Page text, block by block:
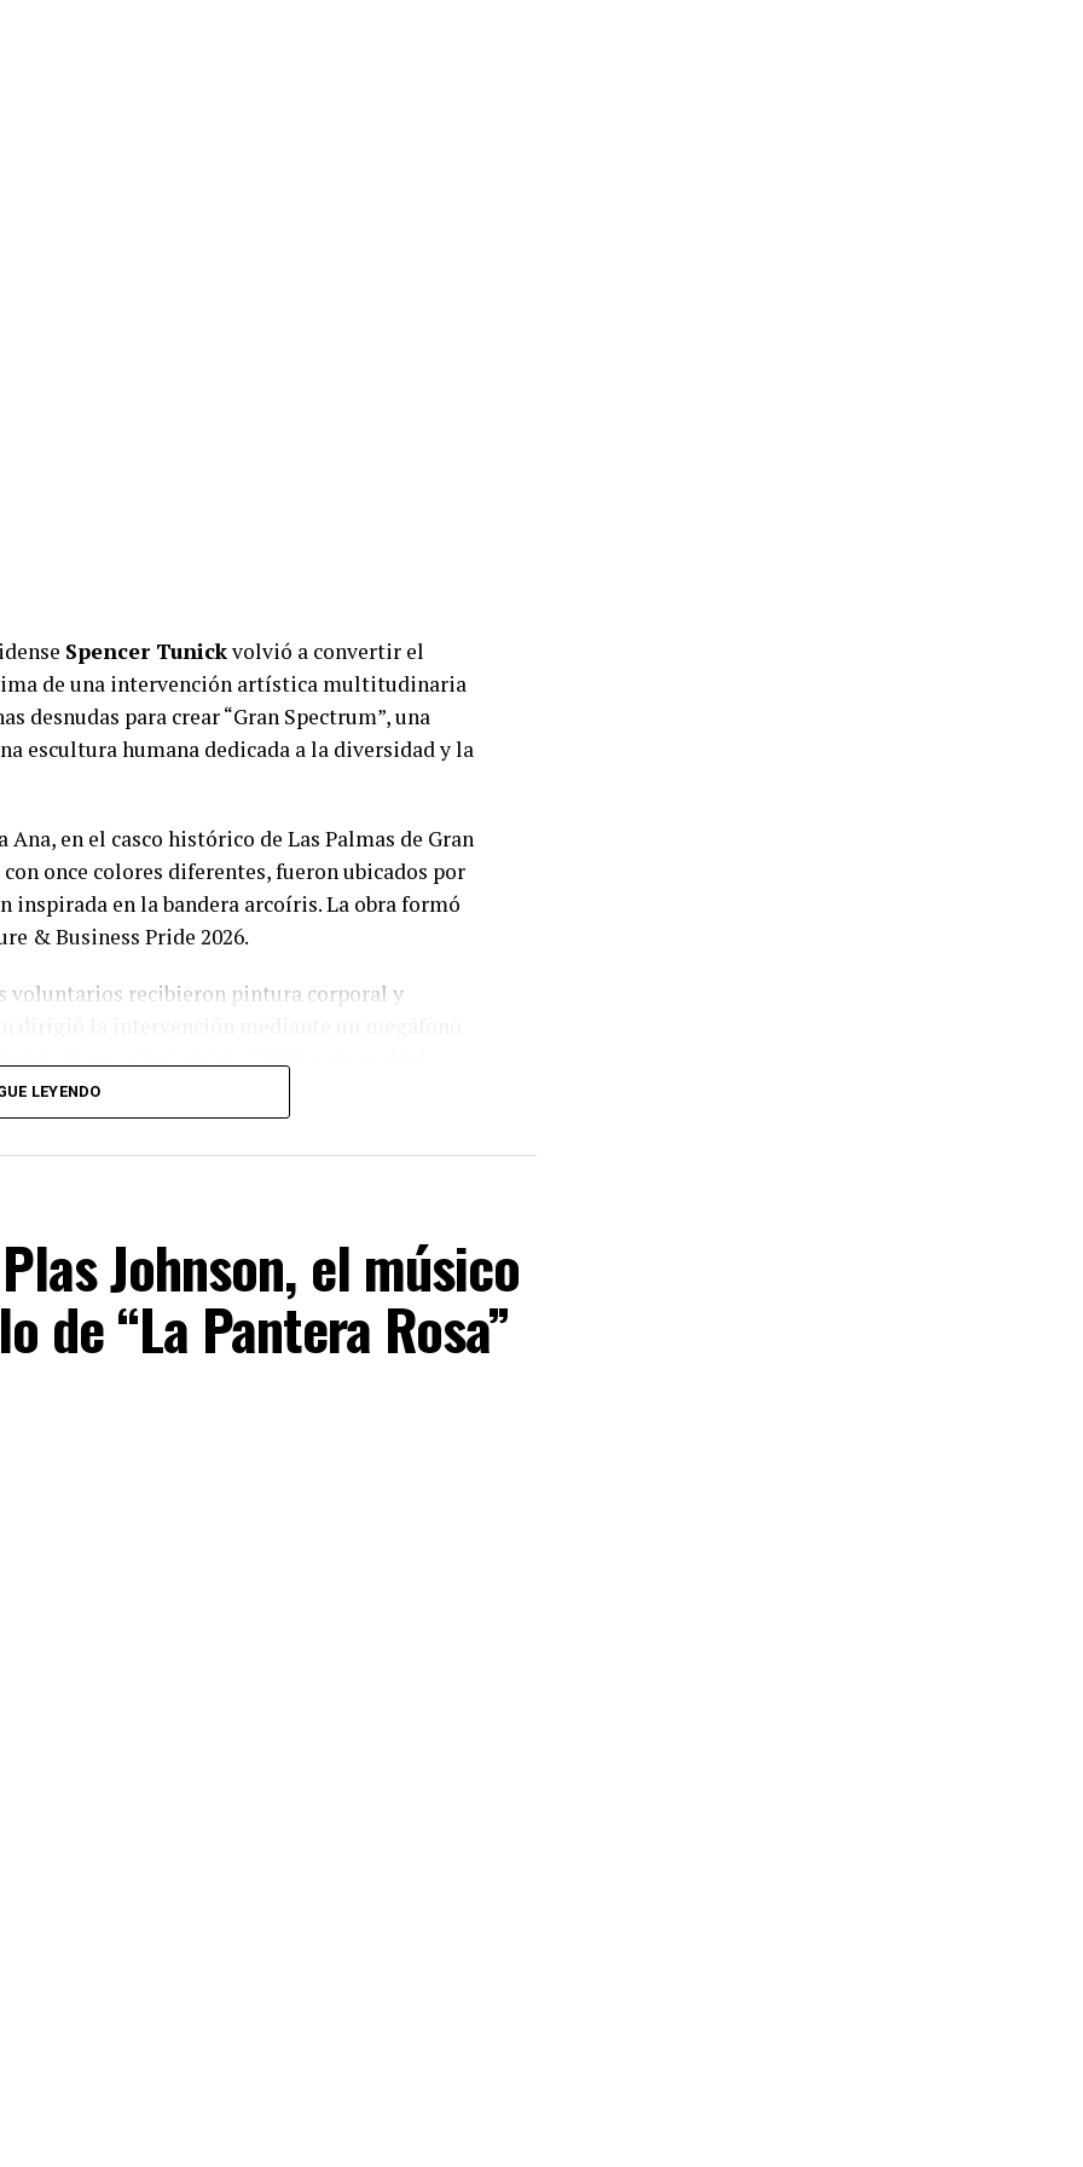
Spencer Tunickvolvió a convertir el
de una intervención artística multitudinaria
desnudas para crear “Gran Spectrum”, una
escultura humana dedicada a la diversidad y la
en el casco histórico de Las Palmas de Gran
once colores diferentes, fueron ubicados por
en la bandera arcoíris. La obra formó
& Business Pride 2026.
voluntarios recibieron pintura corporal y
la formación inicial, el fotógrafo realizó
los cuerpos para obtener nuevas composiciones
LEYENDO
Johnson, el músico
de “La Pantera Rosa”